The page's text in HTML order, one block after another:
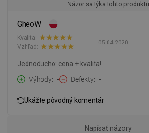
Názor sa týka tohto produktu
GheoW
05-04-2020
Kvalita:
Vzhľad:
Jednoducho: cena + kvalita!
Výhody
- Defekty -
Ukážte pôvodný komentár
Napísať názory